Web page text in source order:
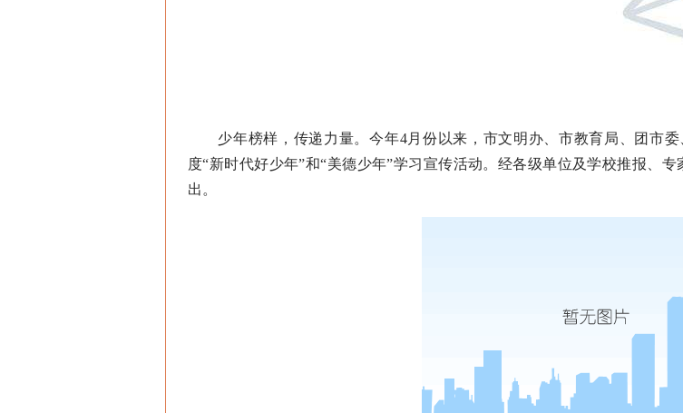
少年榜样，传递力量。今年4月份以来，市文明办、市教育局、团市委
度“新时代好少年”和“美德少年”学习宣传活动。经各级单位及学校推报、
出。